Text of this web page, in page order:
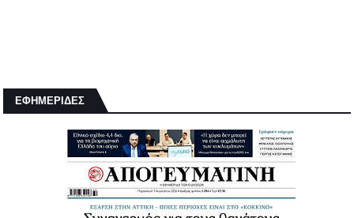
ΕΦΗΜΕΡΙΔΕΣ